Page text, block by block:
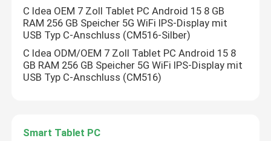
C Idea OEM 7 Zoll Tablet PC Android 15 8 GB
RAM 256 GB Speicher 5G WiFi IPS-Display mit
USB Typ C-Anschluss (CM516-Silber)
C Idea ODM/OEM 7 Zoll Tablet PC Android 15 8
GB RAM 256 GB Speicher 5G WiFi IPS-Display mit
USB Typ C-Anschluss (CM516)
Smart Tablet PC